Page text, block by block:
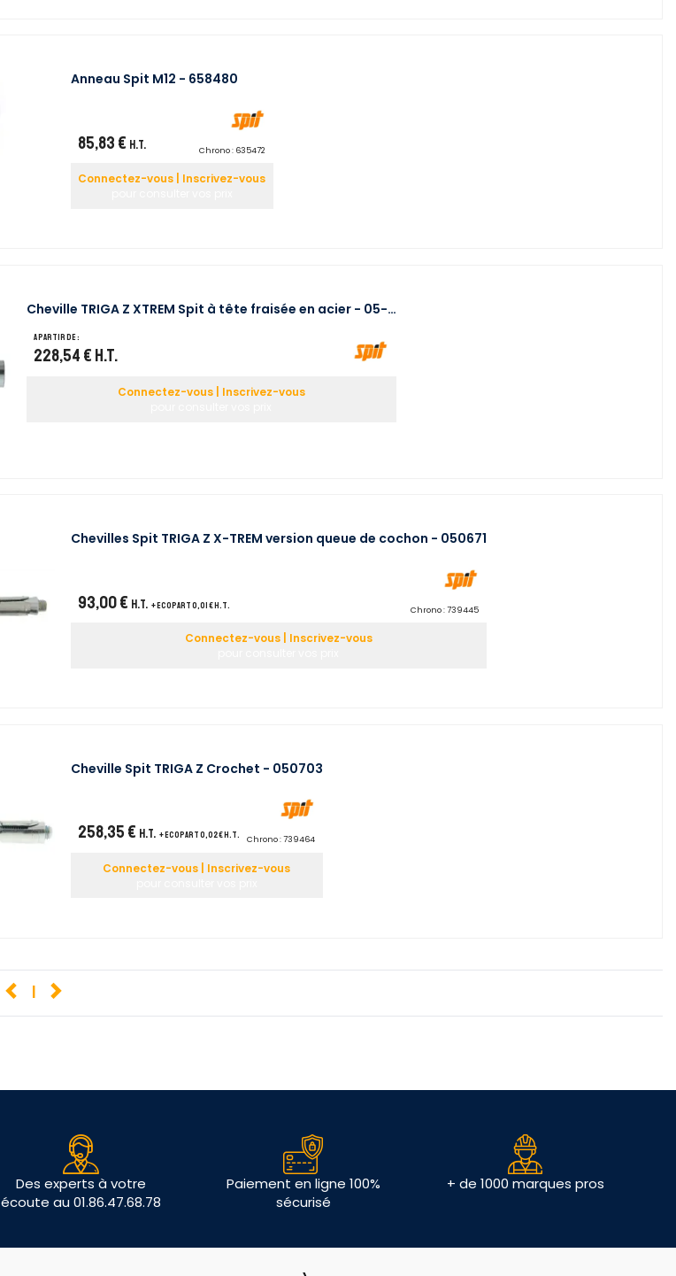
Anneau Spit M12 - 658480
85,83 € H.T. Chrono : 635472
Connectez-vous | Inscrivez-vous
Cheville TRIGA Z XTREM Spit à tête fraisée en acier - 05-…
A partir de :
228,54 € H.T.
Connectez-vous | Inscrivez-vous
Chevilles Spit TRIGA Z X-TREM version queue de cochon - 050671
93,00 € H.T. + ecopart 0,01 € H.T. Chrono :739445
Connectez-vous | Inscrivez-vous
Cheville Spit TRIGA Z Crochet - 050703
258,35 € H.T. + ecopart 0,02 € H.T. Chrono :739464
Connectez-vous | Inscrivez-vous
1
Des experts à votre
écoute au 01.86.47.68.78
Paiement en ligne 100%
sécurisé
+ de 1000 marques pros